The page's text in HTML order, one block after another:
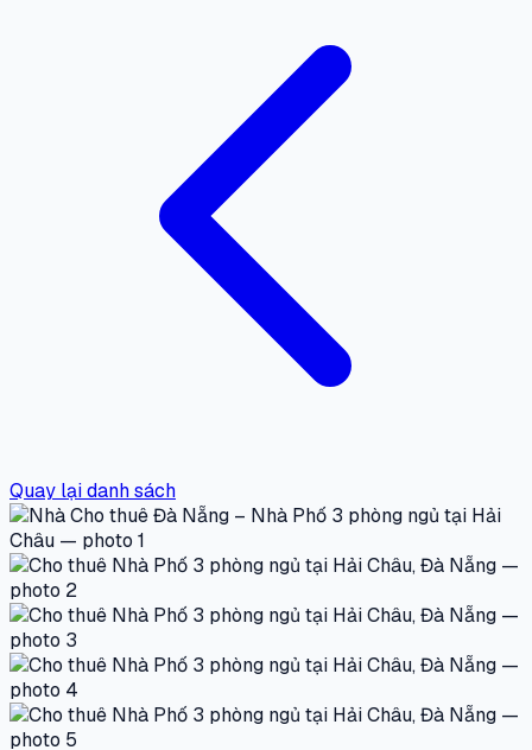
Quay lại danh sách